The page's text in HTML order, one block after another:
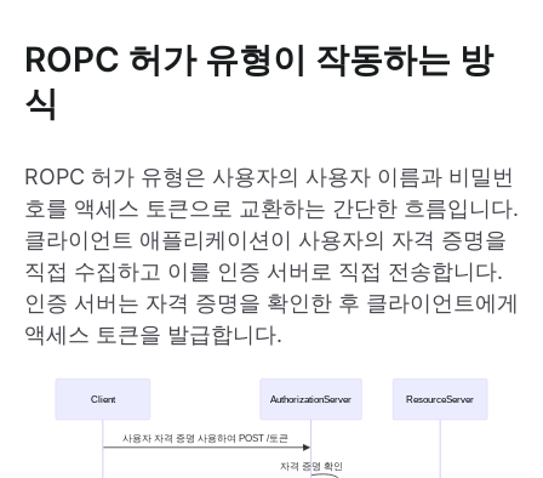
ROPC 허가 유형이 작동하는 방
식
ROPC 허가 유형은 사용자의 사용자 이름과 비밀번
호를 액세스 토큰으로 교환하는 간단한 흐름입니다.
클라이언트 애플리케이션이 사용자의 자격 증명을
직접 수집하고 이를 인증 서버로 직접 전송합니다.
인증 서버는 자격 증명을 확인한 후 클라이언트에게
액세스 토큰을 발급합니다.